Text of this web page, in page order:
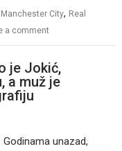
Manchester City, Real
a comment
je Jokić,
a muž je
Godinama unazad,